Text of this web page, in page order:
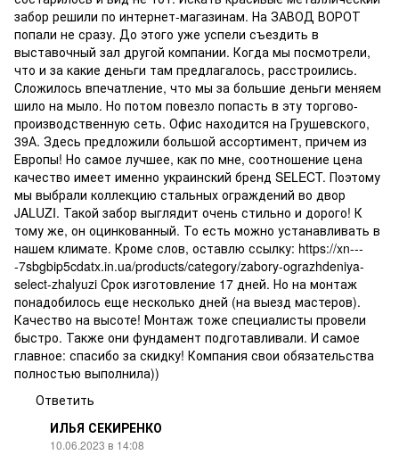
забор решили по интернет-магазинам. На ЗАВОД ВОРОТ
попали не сразу. До этого уже успели съездить в
выставочный зал другой компании. Когда мы посмотрели,
что и за какие деньги там предлагалось, расстроились.
Сложилось впечатление, что мы за большие деньги меняем
шило на мыло. Но потом повезло попасть в эту торгово-
производственную сеть. Офис находится на Грушевского,
39А. Здесь предложили большой ассортимент, причем из
Европы! Но самое лучшее, как по мне, соотношение цена
качество имеет именно украинский бренд SELECT. Поэтому
мы выбрали коллекцию стальных ограждений во двор
JALUZI. Такой забор выглядит очень стильно и дорого! К
тому же, он оцинкованный. То есть можно устанавливать в
нашем климате. Кроме слов, оставлю ссылку: https://xn---
-7sbgbip5cdatx.in.ua/products/category/zabory-ograzhdeniya-
select-zhalyuzi Срок изготовление 17 дней. Но на монтаж
понадобилось еще несколько дней (на выезд мастеров).
Качество на высоте! Монтаж тоже специалисты провели
быстро. Также они фундамент подготавливали. И самое
главное: спасибо за скидку! Компания свои обязательства
полностью выполнила))
Ответить
ИЛЬЯ СЕКИРЕНКО
10.06.2023 в 14:08